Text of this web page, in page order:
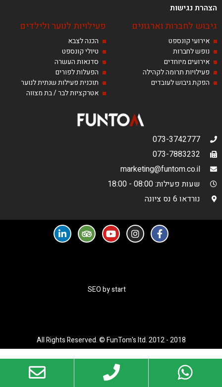
הצהרת נגישות
גיבוש לחברות וארגונים
אירועי קונספט
נופש לחברות
אירועים מיוחדים
פעילויות תרומה לקהילה
הפקת גיבוש לעובדים
פעילויות לנוער ולילדים
הכנה לצבא
טיולי קונספט
סדנאות העשרה
הפעלות לפורים
תוכנית פעילות שנתית לנוער
אטרקציות לבר / בת מצווה
073-3742777
073-7883232
marketing@funtom.co.il
שעות פעילות: 08:00 - 18:00
נורדאו 6 נס ציונה
All Rights Reserved. © FunTom's ltd. 2012 - 2018